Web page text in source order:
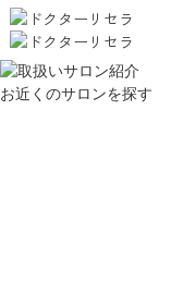
お近くのサロンを探す